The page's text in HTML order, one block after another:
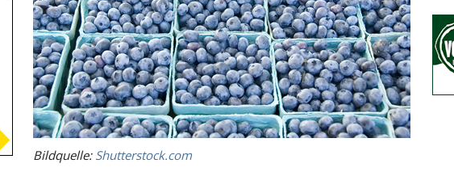
Bildquelle: Shutterstock.com